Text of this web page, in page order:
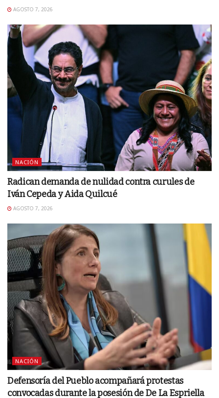
AGOSTO 7, 2026
NACIÓN
Radican demanda de nulidad contra curules de
Iván Cepeda y Aida Quilcué
AGOSTO 7, 2026
NACIÓN
Defensoría del Pueblo acompañará protestas
convocadas durante la posesión de De La Espriella